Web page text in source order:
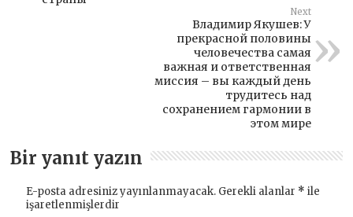
Next
Владимир Якушев: У
прекрасной половины
человечества самая
важная и ответственная
миссия – вы каждый день
трудитесь над
сохранением гармонии в
этом мире
Bir yanıt yazın
E-posta adresiniz yayınlanmayacak. Gerekli alanlar * ile
işaretlenmişlerdir